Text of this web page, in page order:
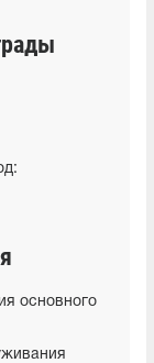
основного